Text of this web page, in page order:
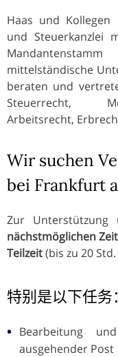
Haas und
und Steuerkanzlei
mittelständische
beraten und
Steuerrecht,
Arbeitsrecht,
Wir suchen
bei Frankfurt
Zur Unterstützung
nächstmöglichen
Teilzeit(bis zu 20
特别是以下任务：
Bearbeitung
ausgehender Post